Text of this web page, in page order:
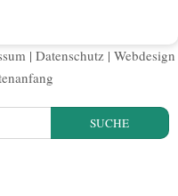
| Datenschutz | Webdesign
SUCHE